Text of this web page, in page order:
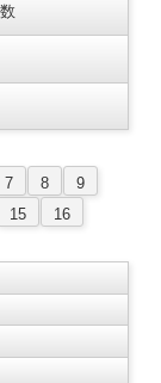
7 8
9
15
16